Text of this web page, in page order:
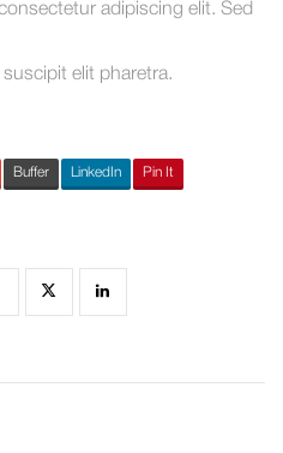
adipiscing elit. Sed
elit pharetra.
Buffer LinkedIn Pin It